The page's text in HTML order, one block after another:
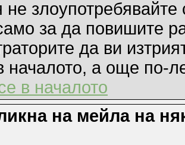
не
за да повишите
да ви
началото, а още по-
в началото
на мейла на